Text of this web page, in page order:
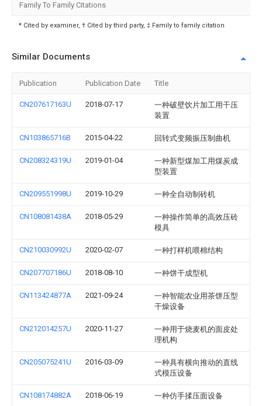
Family To Family Citations
* Cited by examiner, † Cited by third party, ‡ Family to family citation
Similar Documents
Publication Publication Date Title
CN207617163U 2018-07-17
一种破壁饮片加工用干压
装置
CN103865716B 2015-04-22 回转式变频振压制曲机
CN208324319U 2019-01-04
一种新型煤加工用煤炭成
型装置
CN209551998U 2019-10-29 一种全自动制砖机
CN108081438A 2018-05-29
一种操作简单的高效压砖
模具
CN210030992U 2020-02-07 一种打样机喂棉结构
CN207707186U 2018-08-10 一种饼干成型机
CN113424877A 2021-09-24
一种智能农业用茶饼压型
干燥设备
CN212014257U 2020-11-27
一种用于烧麦机的面皮处
理机构
CN205075241U 2016-03-09
一种具有横向推动的直线
式模压设备
CN108174882A 2018-06-19 一种仿手揉压面设备